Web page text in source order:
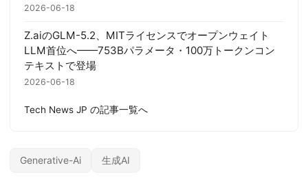
2026-06-18
Z.aiのGLM-5.2、MITライセンスでオープンウェイト
LLM首位へ——753Bパラメータ・100万トークンコン
テキストで登場
2026-06-18
Tech News JP の記事一覧へ
Generative-Ai 生成AI